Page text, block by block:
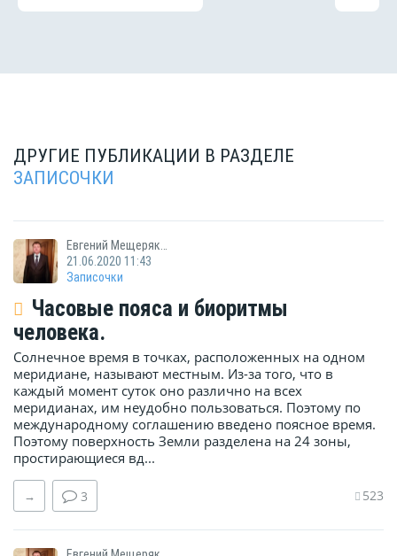
ДРУГИЕ ПУБЛИКАЦИИ В РАЗДЕЛЕ
ЗАПИСОЧКИ
Евгений Мещеряков
21.06.2020 11:43
Записочки
Часовые пояса и биоритмы
человека.
Солнечное время в точках, расположенных на одном
меридиане, называют местным. Из-за того, что в
каждый момент суток оно различно на всех
меридианах, им неудобно пользоваться. Поэтому по
международному соглашению введено поясное время.
Поэтому поверхность Земли разделена на 24 зоны,
простирающиеся вд...
→ 3 523